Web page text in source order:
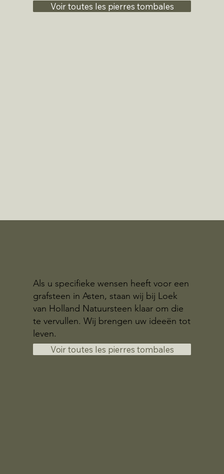
Voir toutes les pierres tombales
Als u specifieke wensen heeft voor een
grafsteen in Asten, staan wij bij Loek
van Holland Natuursteen klaar om die
te vervullen. Wij brengen uw ideeën tot
leven.
Voir toutes les pierres tombales